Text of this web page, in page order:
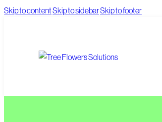
Skip to contentSkip to sidebarSkip to footer